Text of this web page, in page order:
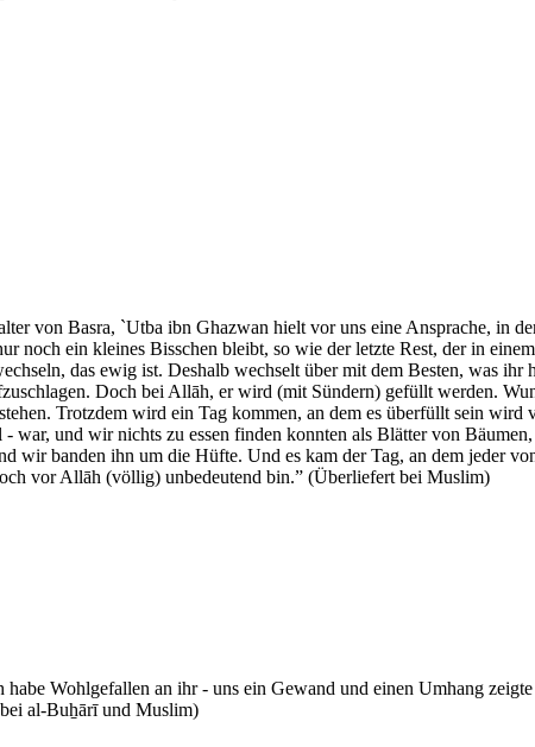
von Basra, `Utba ibn Ghazwan hielt vor uns eine Ansprache, in
noch ein kleines Bisschen bleibt, so wie der letzte Rest, der in
das ewig ist. Deshalb wechselt über mit dem Besten, was ihr
Doch bei Allāh, er wird (mit Sündern) gefüllt werden.
Trotzdem wird ein Tag kommen, an dem es überfüllt sein
war, und wir nichts zu essen finden konnten als Blätter von
banden ihn um die Hüfte. Und es kam der Tag, an dem jeder
vor Allāh (völlig) unbedeutend bin.” (Überliefert bei Muslim)
Wohlgefallen an ihr - uns ein Gewand und einen Umhang
al-Buẖārī und Muslim)